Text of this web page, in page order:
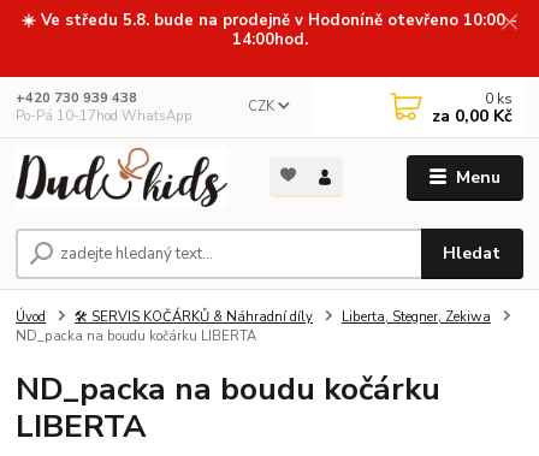
☀️ Ve středu 5.8. bude na prodejně v Hodoníně otevřeno 10:00 -
14:00hod.
Menu
CZK
Hledat
+420 730 939 438
Po-Pá 10-17hod WhatsApp
0 ks
za 0,00 Kč
Úvod 🛠️ SERVIS KOČÁRKŮ & Náhradní díly
Liberta, Stegner, Zekiwa
ND_packa na boudu kočárku LIBERTA
ND_packa na boudu kočárku
LIBERTA